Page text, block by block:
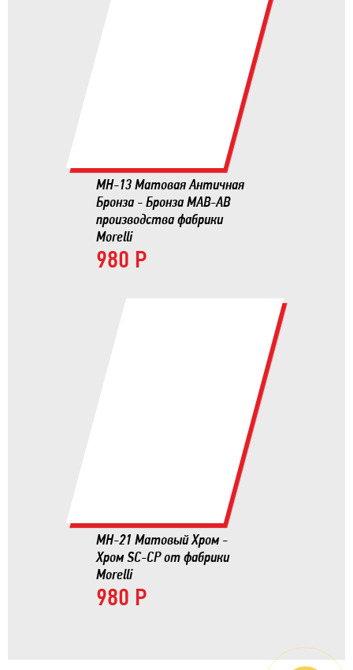
MH-13 Матовая Античная
Бронза - Бронза MAB-AB
производства фабрики
Morelli
980 Р
MH-21 Матовый Хром -
Хром SC-CP от фабрики
Morelli
980 Р